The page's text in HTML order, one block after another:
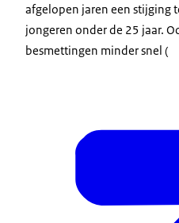
afgelopen jaren een stijging
jongeren onder de 25 jaar.
besmettingen minder snel (